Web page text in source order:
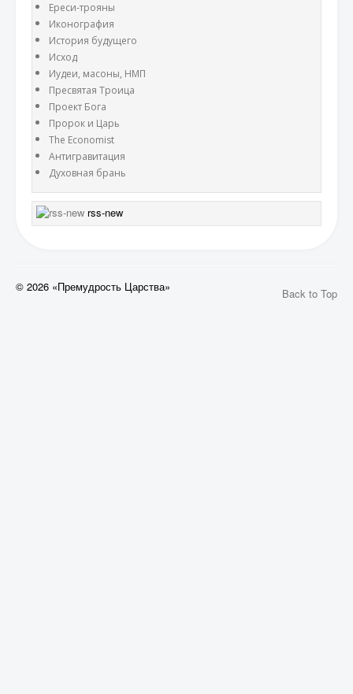
Ереси-трояны
Иконография
История будущего
Исход
Иудеи, масоны, НМП
Пресвятая Троица
Проект Бога
Пророк и Царь
The Economist
Антигравитация
Духовная брань
rss-new
Back to Top
© 2026 «Премудрость Царства»